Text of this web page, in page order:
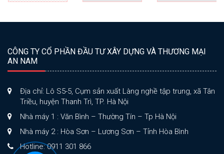
CÔNG TY CỔ PHẦN ĐẦU TƯ XÂY DỰNG VÀ THƯƠNG MẠI
AN NAM
Địa chỉ: Lô S5-5, Cụm sản xuất Làng nghề tập trung, xã Tân
Triều, huyện Thanh Trì, TP. Hà Nội
Nhà máy 1 : Văn Bình – Thường Tín – Tp Hà Nội
Nhà máy 2 : Hòa Sơn – Lương Sơn – Tỉnh Hòa Bình
Hotline: 0911 301 866